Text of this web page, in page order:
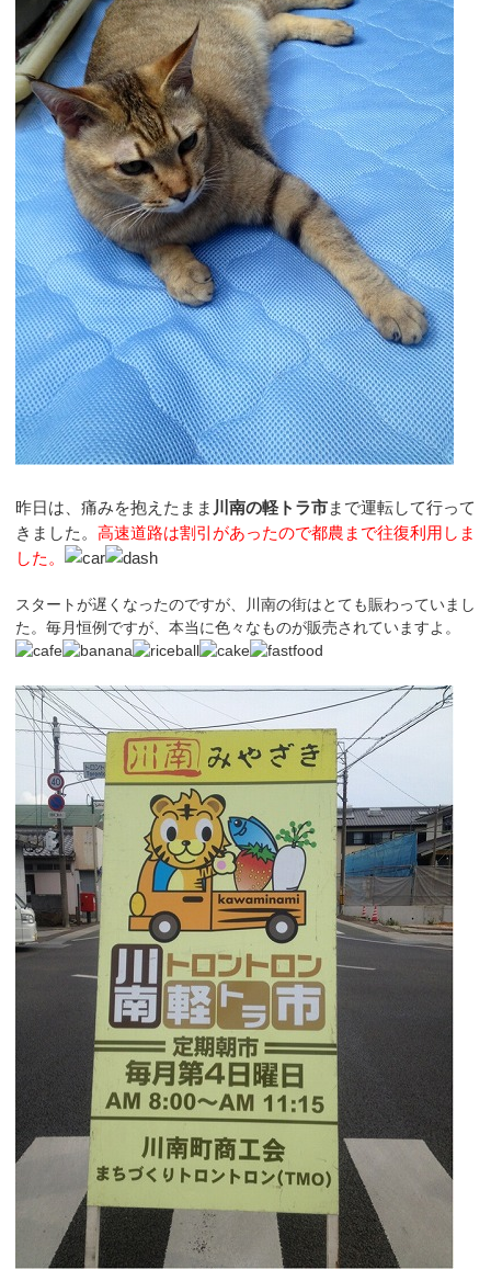
昨日は、痛みを抱えたまま 川南の軽トラ市まで運転して行って
きました。 高速道路は割引があったので都農まで往復利用しま
した。
スタートが遅くなったのですが、川南の街はとても賑わっていまし
た。毎月恒例ですが、本当に色々なものが販売されていますよ。